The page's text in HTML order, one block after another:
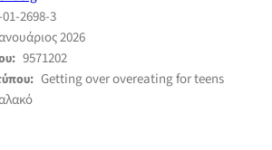
2698-3
2026
9571202
Getting over overeating for teens